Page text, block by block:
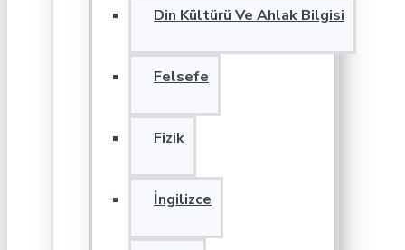
Din Kültürü Ve Ahlak Bilgisi
Felsefe
Fizik
İngilizce